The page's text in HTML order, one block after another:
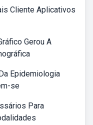
Cliente Aplicativos
Gerou A
Epidemiologia
se
Para